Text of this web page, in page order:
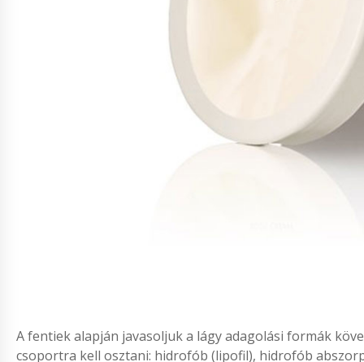
A fentiek alapján javasoljuk a lágy adagolási formák
csoportra kell osztani: hidrofób (lipofil), hidrofób